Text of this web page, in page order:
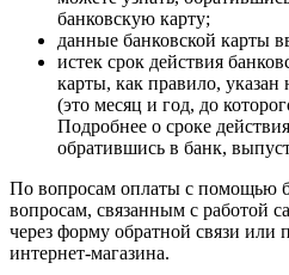
банковскую карту;
данные банковской карты
истек срок действия
карты, как правило,
(это месяц и год, до
Подробнее о сроке
обратившись в банк,
По вопросам оплаты с помощью
вопросам, связанным с работой
через форму обратной связи или
интернет-магазина.